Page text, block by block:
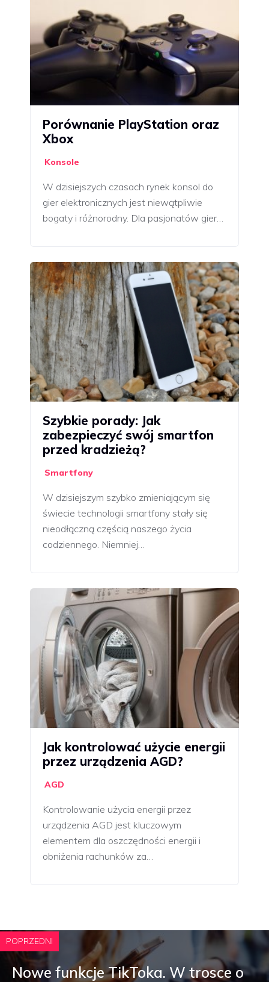
Porównanie PlayStation oraz
Xbox
Konsole
W dzisiejszych czasach rynek konsol do
gier elektronicznych jest niewątpliwie
bogaty i różnorodny. Dla pasjonatów gier…
Szybkie porady: Jak
zabezpieczyć swój smartfon
przed kradzieżą?
Smartfony
W dzisiejszym szybko zmieniającym się
świecie technologii smartfony stały się
nieodłączną częścią naszego życia
codziennego. Niemniej…
Jak kontrolować użycie energii
przez urządzenia AGD?
AGD
Kontrolowanie użycia energii przez
urządzenia AGD jest kluczowym
elementem dla oszczędności energii i
obniżenia rachunków za…
POPRZEDNI
Nowe funkcje TikToka. W trosce o